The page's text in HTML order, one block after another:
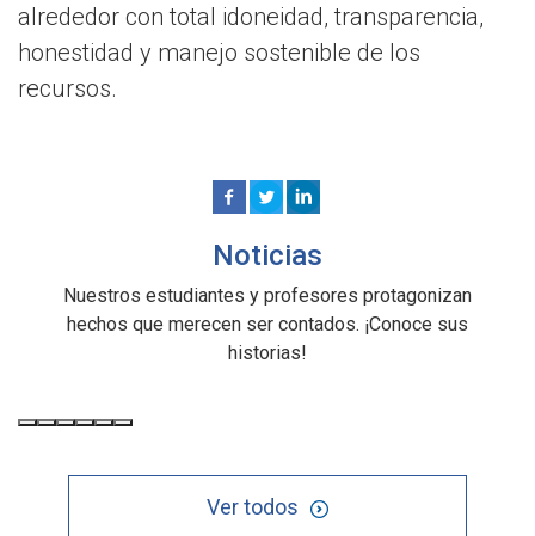
alrededor con total idoneidad, transparencia,
honestidad y manejo sostenible de los
recursos.
Noticias
Nuestros estudiantes y profesores protagonizan
hechos que merecen ser contados. ¡Conoce sus
historias!
Ver todos